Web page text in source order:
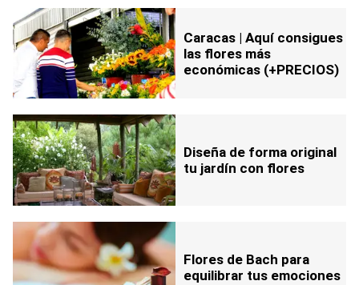
Caracas | Aquí consigues
las flores más
económicas (+PRECIOS)
Diseña de forma original
tu jardín con flores
Flores de Bach para
equilibrar tus emociones